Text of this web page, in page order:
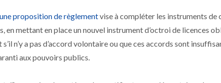
une proposition de règlementvise à compléter les instruments de
en mettant en place un nouvel instrument d’octroi de licences
s’il n’y a pas d’accord volontaire ou que ces accords sont
aux pouvoirs publics.